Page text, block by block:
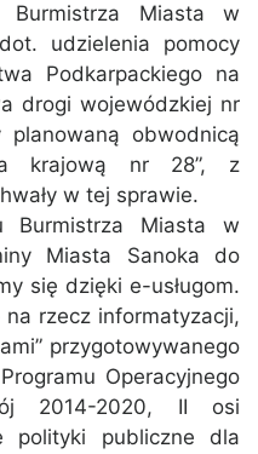
Burmistrza Miasta w
udzielenia pomocy
Podkarpackiego na
drogi wojewódzkiej nr
obwodnicą
krajową nr 28”, z
w tej sprawie.
Burmistrza Miasta w
Miasta Sanoka do
się dzięki e-usługom.
rzecz informatyzacji,
przygotowywanego
Operacyjnego
2014-2020, II osi
polityki publiczne dla